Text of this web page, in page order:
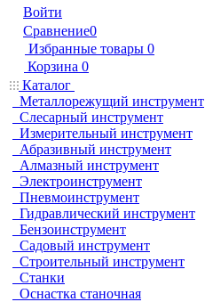
Войти
Сравнение0
Избранные товары 0
Корзина 0
Каталог
Металлорежущий инструмент
Слесарный инструмент
Измерительный инструмент
Абразивный инструмент
Алмазный инструмент
Электроинструмент
Пневмоинструмент
Гидравлический инструмент
Бензоинструмент
Садовый инструмент
Строительный инструмент
Станки
Оснастка станочная